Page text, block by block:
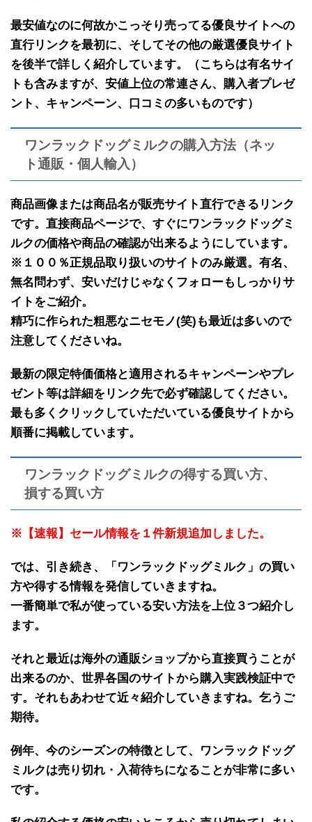
最安値なのに何故かこっそり売ってる優良サイトへの
直行リンクを最初に、そしてその他の厳選優良サイト
を後半で詳しく紹介しています。（こちらは有名サイ
トも含みますが、安値上位の常連さん、購入者プレゼ
ント、キャンペーン、口コミの多いものです）
ワンラックドッグミルクの購入方法（ネッ
ト通販・個人輸入）
商品画像または商品名が販売サイト直行できるリンク
です。 直接商品ページで、すぐにワンラックドッグミ
ルクの価格や商品の確認が出来るようにしています。
※１００％正規品取り扱いのサイトのみ厳選。有名、
無名問わず、安いだけじゃなくフォローもしっかりサ
イトをご紹介。
精巧に作られた粗悪なニセモノ(笑)も最近は多いので
注意してくださいね。
最新の限定特価価格と適用されるキャンペーンやプレ
ゼント等は詳細をリンク先で必ず確認してください。
最も多くクリックしていただいている優良サイトから
順番に掲載しています。
ワンラックドッグミルクの得する買い方、
損する買い方
※【速報】セール情報を１件新規追加しました。
では、引き続き、「 ワンラックドッグミルク 」の買い
方や得する情報を発信していきますね。
一番簡単で私が使っている安い方法を上位３つ紹介し
ます。
それと最近は海外の通販ショップから直接買うことが
出来るのか、世界各国のサイトから購入実践検証中で
す。それもあわせて近々紹介していきますね。乞うご
期待。
例年、 今のシーズンの特徴として、
ワンラックドッグ
ミルクは売り切れ・入荷待ちになることが非常に多い
です。